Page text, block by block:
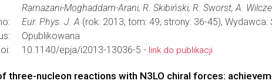
Ramazani-Moghaddam-Arani, R. Skibiński, R. Sworst, A.
Eur. Phys. J. A (rok: 2013, tom: 49, strony: 36-45), Wydawca:
Opublikowana
10.1140/epja/i2013-13036-5 - link do publikacji
three-nucleon reactions with N3LO chiral forces: